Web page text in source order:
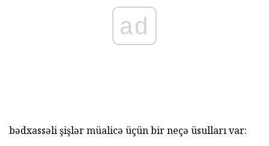
ad
bədxassəli şişlər müalicə üçün bir neçə üsulları var: